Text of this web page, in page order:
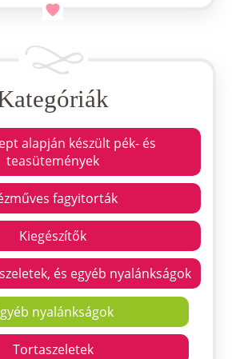
alapján készült pék- és
teasütemények
fagyitorták
Kiegészítők
és egyéb nyalánkságok
nyalánkságok
Tortaszeletek